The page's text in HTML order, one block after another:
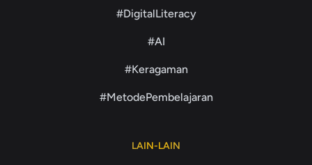
#DigitalLiteracy
#AI
#Keragaman
#MetodePembelajaran
LAIN-LAIN